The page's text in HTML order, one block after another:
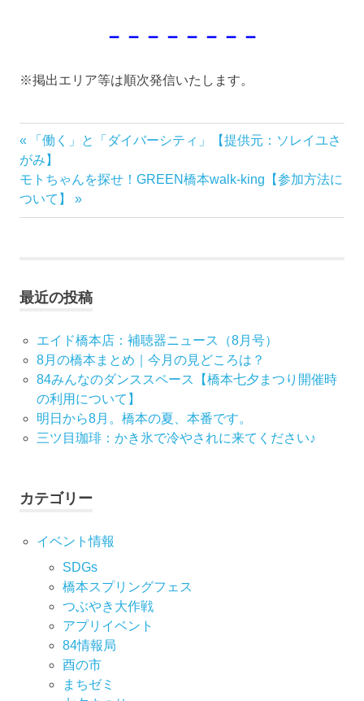
－－－－－－－－
※掲出エリア等は順次発信いたします。
投
稿
ナ
ゲ
シ
ョ
ン
前
の
記
事:
「働く」と「ダイバーシティ」【提供元：ソレイユさ
がみ】
次
の
記
モトちゃんを探せ！GREEN橋本walk-king【参加方法に
ついて】
最近の投稿
エイド橋本店：補聴器ニュース（8月号）
8月の橋本まとめ｜今月の見どころは？
84みんなのダンススペース【橋本七夕まつり開催時
の利用について】
明日から8月。橋本の夏、本番です。
三ツ目珈琲：かき氷で冷やされに来てください♪
カテゴリー
イベント情報
SDGs
橋本スプリングフェス
つぶやき大作戦
アプリイベント
84情報局
酉の市
まちゼミ